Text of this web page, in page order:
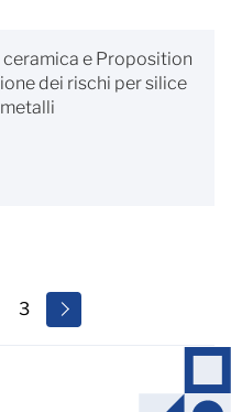
ceramica e Proposition
dei rischi per silice
3